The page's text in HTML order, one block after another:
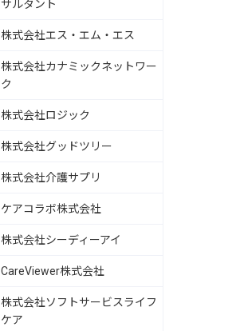
サルタント
株式会社エス・エム・エス
株式会社カナミックネットワー
ク
株式会社ロジック
株式会社グッドツリー
株式会社介護サプリ
ケアコラボ株式会社
株式会社シーディーアイ
CareViewer株式会社
株式会社ソフトサービスライフ
ケア